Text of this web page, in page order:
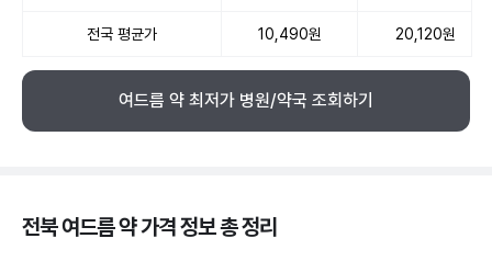
전국 평균가 10,490원 20,120원
여드름 약 최저가 병원/약국 조회하기
전북 여드름 약 가격 정보 총 정리